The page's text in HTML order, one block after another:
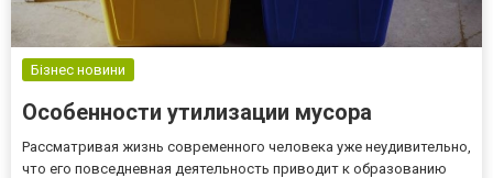
Бізнес новини
Особенности утилизации мусора
Рассматривая жизнь современного человека уже неудивительно,
что его повседневная деятельность приводит к образованию